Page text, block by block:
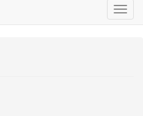
Nav2